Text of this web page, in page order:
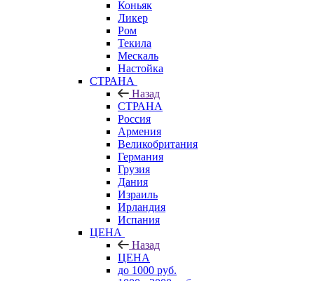
Коньяк
Ликер
Ром
Текила
Мескаль
Настойка
СТРАНА
Назад
СТРАНА
Россия
Армения
Великобритания
Германия
Грузия
Дания
Израиль
Ирландия
Испания
ЦЕНА
Назад
ЦЕНА
до 1000 руб.